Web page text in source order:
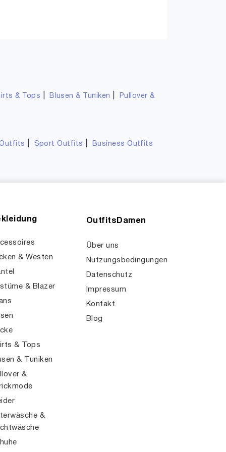
& Tops Blusen & Tuniken
Pullover &
Sport Outfits Business Outfits
& Westen
& Blazer
& Tops
& Tuniken
&
&
OutfitsDamen
Über uns
Nutzungsbedingungen
Datenschutz
Impressum
Kontakt
Blog